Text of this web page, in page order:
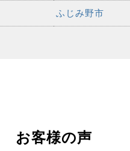
ふじみ野市
お客様の声